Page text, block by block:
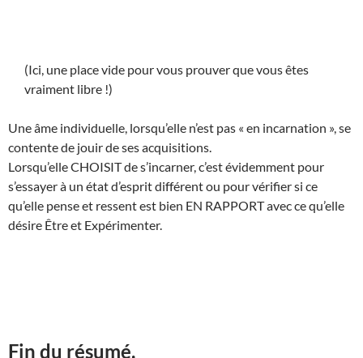
(Ici, une place vide pour vous prouver que vous êtes
vraiment libre !)
Une âme individuelle, lorsqu’elle n’est pas « en incarnation », se
contente de jouir de ses acquisitions.
Lorsqu’elle CHOISIT de s’incarner, c’est évidemment pour
s’essayer à un état d’esprit différent ou pour vérifier si ce
qu’elle pense et ressent est bien EN RAPPORT avec ce qu’elle
désire Être et Expérimenter.
Fin du résumé.